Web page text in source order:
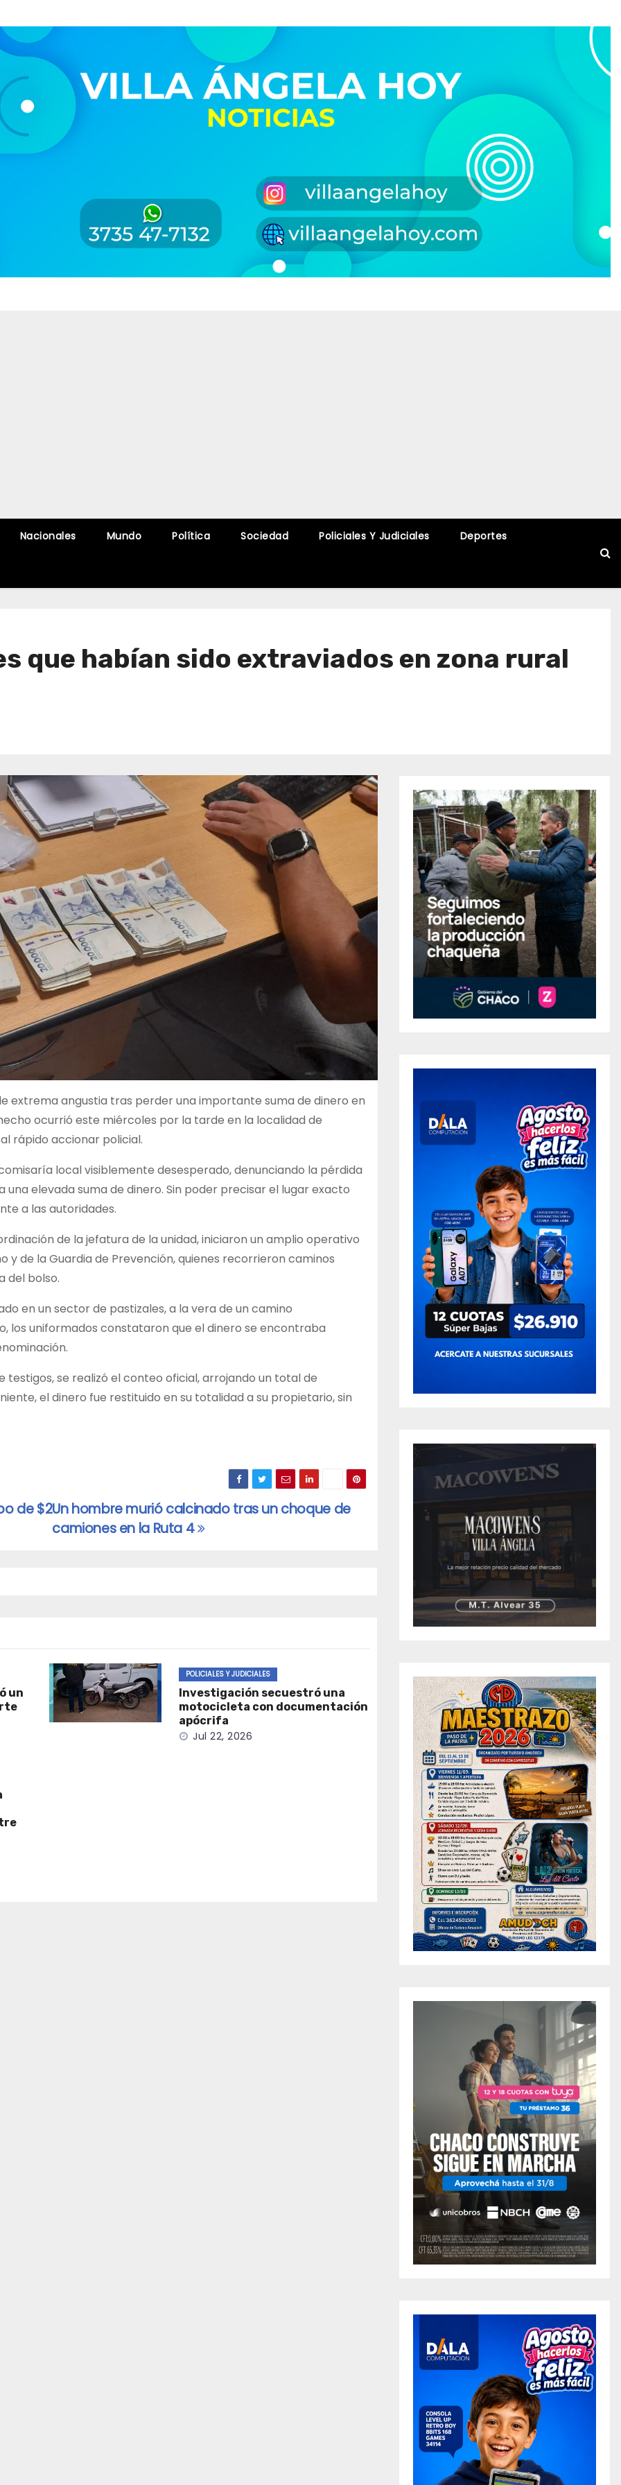
Nacionales Mundo Política Sociedad Policiales Y Judiciales Deportes
que habían sido extraviados en zona rural
extrema angustia tras perder una importante suma de dinero en
ocurrió este miércoles por la tarde en la localidad de
rápido accionar policial.
local visiblemente desesperado, denunciando la pérdida
elevada suma de dinero. Sin poder precisar el lugar exacto
a las autoridades.
de la jefatura de la unidad, iniciaron un amplio operativo
y de la Guardia de Prevención, quienes recorrieron caminos
del bolso.
en un sector de pastizales, a la vera de un camino
los uniformados constataron que el dinero se encontraba
se realizó el conteo oficial, arrojando un total de
el dinero fue restituido en su totalidad a su propietario, sin
Un hombre murió calcinado tras un choque de
camiones en la Ruta 4
de $2
un
POLICIALES Y JUDICIALES
Investigación secuestró una
motocicleta con documentación
apócrifa
Jul 22, 2026